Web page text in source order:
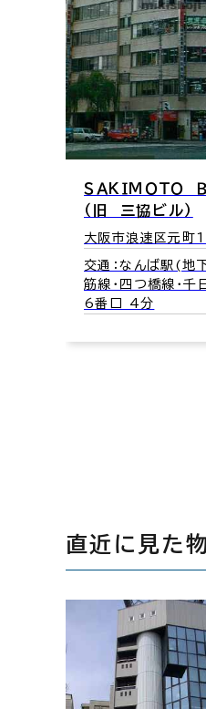
ＳＡＫＩＭＯＴＯ
（旧 三協ビル）
大阪市浪速区元
交通：なんば駅(地
筋線･四つ橋線･千
6番口 4分
直近に見た